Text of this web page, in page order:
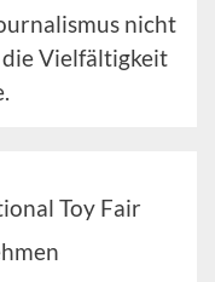
nicht
die Vielfältigkeit
Toy Fair